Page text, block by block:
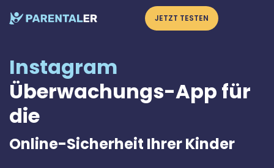
JETZT TESTEN
Instagram
Überwachungs-App für
die
Online-Sicherheit Ihrer Kinder